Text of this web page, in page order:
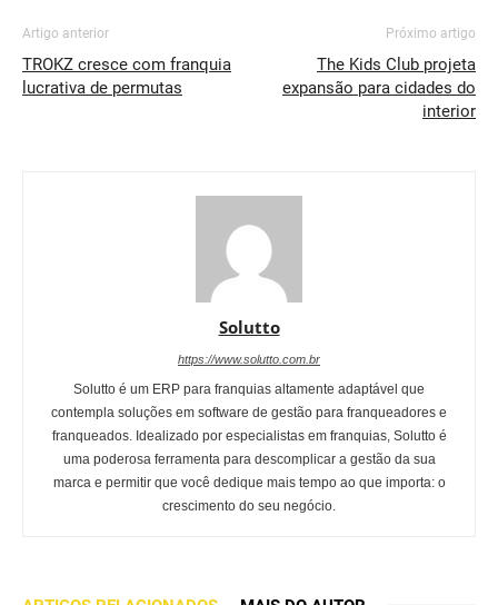
Artigo anterior
TROKZ cresce com franquia
lucrativa de permutas
Próximo artigo
The Kids Club projeta
expansão para cidades do
interior
Solutto
https://www.solutto.com.br
Solutto é um ERP para franquias altamente adaptável que
contempla soluções em software de gestão para franqueadores e
franqueados. Idealizado por especialistas em franquias, Solutto é
uma poderosa ferramenta para descomplicar a gestão da sua
marca e permitir que você dedique mais tempo ao que importa: o
crescimento do seu negócio.